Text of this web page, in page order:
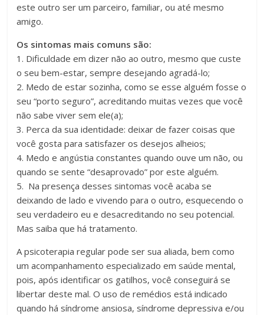
este outro ser um parceiro, familiar, ou até mesmo
amigo.
Os sintomas mais comuns são:
1. Dificuldade em dizer não ao outro, mesmo que custe
o seu bem-estar, sempre desejando agradá-lo;
2. Medo de estar sozinha, como se esse alguém fosse o
seu “porto seguro”, acreditando muitas vezes que você
não sabe viver sem ele(a);
3. Perca da sua identidade: deixar de fazer coisas que
você gosta para satisfazer os desejos alheios;
4. Medo e angústia constantes quando ouve um não, ou
quando se sente “desaprovado” por este alguém.
5. ⁠ Na presença desses sintomas você acaba se
deixando de lado e vivendo para o outro, esquecendo o
seu verdadeiro eu e desacreditando no seu potencial.
Mas saiba que há tratamento.
A psicoterapia regular pode ser sua aliada, bem como
um acompanhamento especializado em saúde mental,
pois, após identificar os gatilhos, você conseguirá se
libertar deste mal. O uso de remédios está indicado
quando há síndrome ansiosa, síndrome depressiva e/ou